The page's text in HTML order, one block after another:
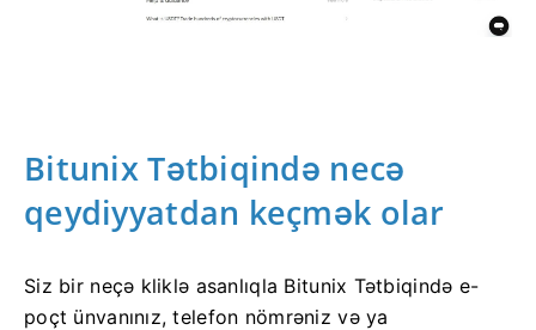
Bitunix Tətbiqində necə
qeydiyyatdan keçmək olar
Siz bir neçə kliklə asanlıqla Bitunix Tətbiqində e-
poçt ünvanınız, telefon nömrəniz və ya